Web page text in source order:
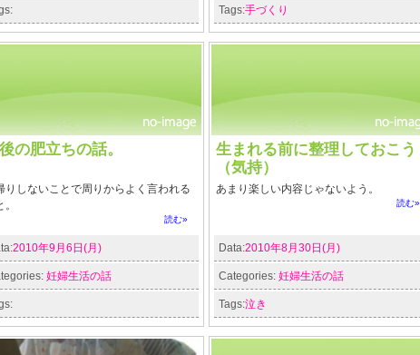
Tags:手づくり
の肥立ちの話。
りしないことで周りからよく言われる
読む»
2010年9月6日(月)
妊婦生活の話
生まれる前に整理しておこう
（気持）
あまり楽しい内容じゃないよう。
読む»
Data:2010年8月30日(月)
Categories: 妊婦生活の話
Tags:泣き